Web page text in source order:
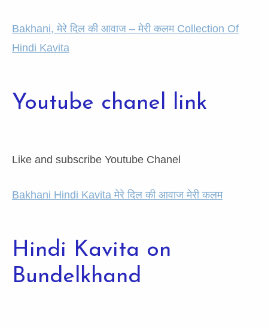
Bakhani, मेरे दिल की आवाज – मेरी कलम Collection Of
Hindi Kavita
Youtube chanel link
Like and subscribe Youtube Chanel
Bakhani Hindi Kavita मेरे दिल की आवाज मेरी कलम
Hindi Kavita on
Bundelkhand